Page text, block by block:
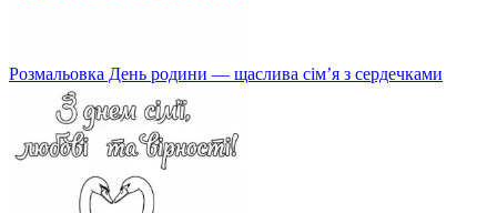
Розмальовка День родини — щаслива сім’я з сердечками